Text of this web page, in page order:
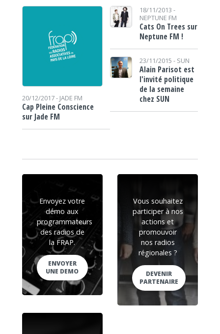
20/12/2017 - JADE FM
Cap Pleine Conscience
sur Jade FM
18/11/2013 -
NEPTUNE FM
Cats On Trees sur
Neptune FM !
23/11/2015 - SUN
Alain Parisot est
l'invité politique
de la semaine
chez SUN
Envoyez votre
démo aux
programmateurs
des radios de
la FRAP.
ENVOYER
UNE DEMO
Vous souhaitez
participer à nos
actions et
promouvoir
nos radios
régionales ?
DEVENIR
PARTENAIRE